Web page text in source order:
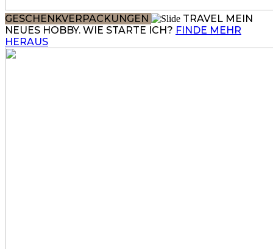
GESCHENKVERPACKUNGEN TRAVEL MEIN
NEUES HOBBY. WIE STARTE ICH? FINDE MEHR
HERAUS